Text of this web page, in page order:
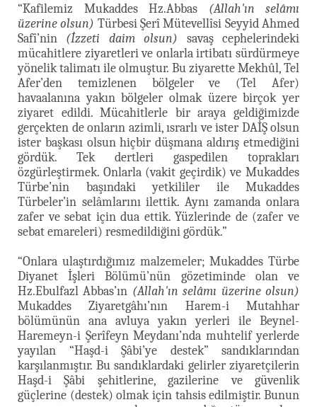
“Kafilemiz Mukaddes Hz.Abbas (Allah'ın selâmı
üzerine olsun) Türbesi Şerî Mütevellîsi Seyyid Ahmed
Safî’nin (İzzeti daim olsun) savaş cephelerindeki
mücahitlere ziyaretleri ve onlarla irtibatı sürdürmeye
yönelik talimatı ile olmuştur. Bu ziyarette Mekhûl, Tel
Afer’den temizlenen bölgeler ve (Tel Afer)
havaalanına yakın bölgeler olmak üzere birçok yer
ziyaret edildi. Mücahitlerle bir araya geldiğimizde
gerçekten de onların azimli, ısrarlı ve ister DAİŞ olsun
ister başkası olsun hiçbir düşmana aldırış etmediğini
gördük. Tek dertleri gaspedilen toprakları
özgürleştirmek. Onlarla (vakit geçirdik) ve Mukaddes
Türbe’nin başındaki yetkililer ile Mukaddes
Türbeler’in selâmlarını ilettik. Aynı zamanda onlara
zafer ve sebat için dua ettik. Yüzlerinde de (zafer ve
sebat emareleri) resmedildiğini gördük.”
“Onlara ulaştırdığımız malzemeler; Mukaddes Türbe
Diyanet İşleri Bölümü’nün gözetiminde olan ve
Hz.Ebulfazl Abbas’ın (Allah'ın selâmı üzerine olsun)
Mukaddes Ziyaretgâhı’nın Harem-i Mutahhar
bölümünün ana avluya yakın yerleri ile Beynel-
Haremeyn-i Şerîfeyn Meydanı’nda muhtelif yerlerde
yayılan “Haşd-i Şâbi’ye destek” sandıklarından
karşılanmıştır. Bu sandıklardaki gelirler ziyaretçilerin
Haşd-i Şâbi şehitlerine, gazilerine ve güvenlik
güçlerine (destek) olmak için tahsis edilmiştir. Bunun